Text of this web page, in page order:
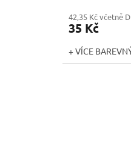
42,35 Kč včetně
35 Kč
+ VÍCE